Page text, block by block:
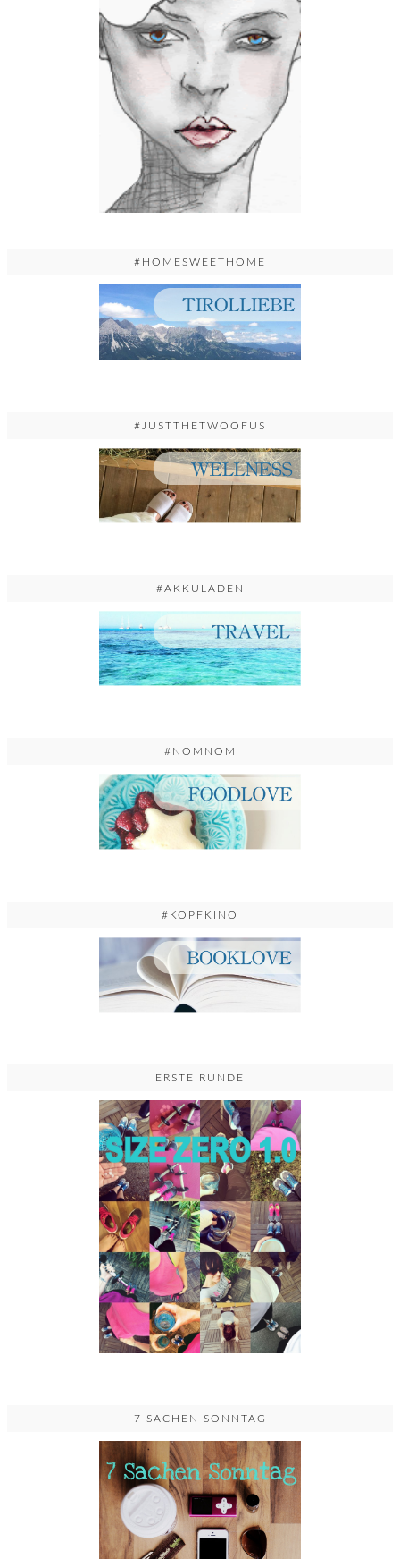
#HOMESWEETHOME
#JUSTTHETWOOFUS
#AKKULADEN
#NOMNOM
#KOPFKINO
ERSTE RUNDE
7 SACHEN SONNTAG